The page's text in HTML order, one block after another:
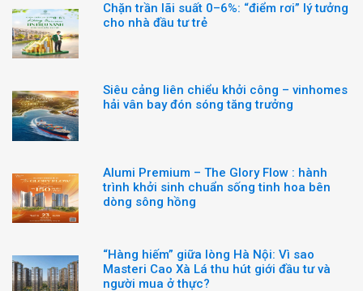
Chặn trần lãi suất 0–6%: “điểm rơi” lý tưởng
cho nhà đầu tư trẻ
Siêu cảng liên chiểu khởi công – vinhomes
hải vân bay đón sóng tăng trưởng
Alumi Premium – The Glory Flow : hành
trình khởi sinh chuẩn sống tinh hoa bên
dòng sông hồng
“Hàng hiếm” giữa lòng Hà Nội: Vì sao
Masteri Cao Xà Lá thu hút giới đầu tư và
người mua ở thực?